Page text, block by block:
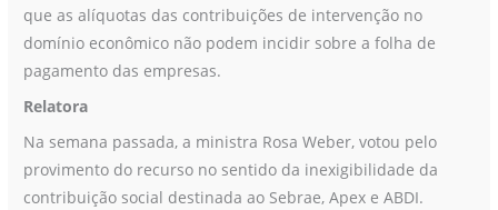
que as alíquotas das contribuições de intervenção no
domínio econômico não podem incidir sobre a folha de
pagamento das empresas.
Relatora
Na semana passada, a ministra Rosa Weber, votou pelo
provimento do recurso no sentido da inexigibilidade da
contribuição social destinada ao Sebrae, Apex e ABDI.